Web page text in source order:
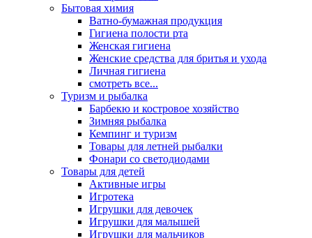
Бытовая химия
Ватно-бумажная продукция
Гигиена полости рта
Женская гигиена
Женские средства для бритья и ухода
Личная гигиена
смотреть все...
Туризм и рыбалка
Барбекю и костровое хозяйство
Зимняя рыбалка
Кемпинг и туризм
Товары для летней рыбалки
Фонари со светодиодами
Товары для детей
Активные игры
Игротека
Игрушки для девочек
Игрушки для малышей
Игрушки для мальчиков